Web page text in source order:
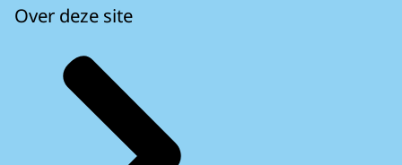
Over deze site